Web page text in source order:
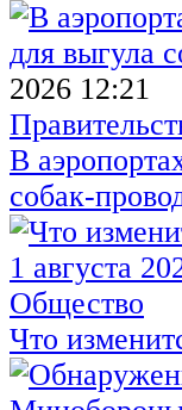
2026 12:21
В
собак-
Общество
Что